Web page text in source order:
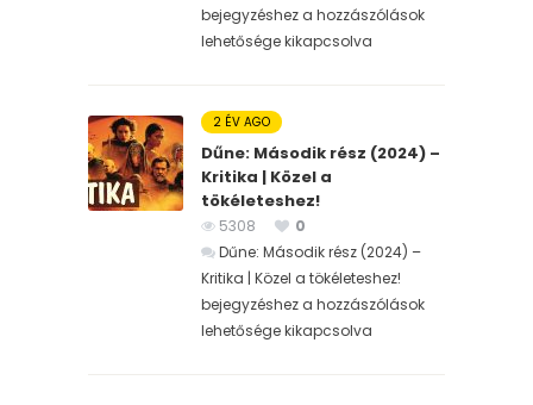
bejegyzéshez a hozzászólások
lehetősége kikapcsolva
2 ÉV AGO
Dűne: Második rész (2024) –
Kritika | Közel a
tökéleteshez!
5308
0
Dűne: Második rész (2024) –
Kritika | Közel a tökéleteshez!
bejegyzéshez a hozzászólások
lehetősége kikapcsolva